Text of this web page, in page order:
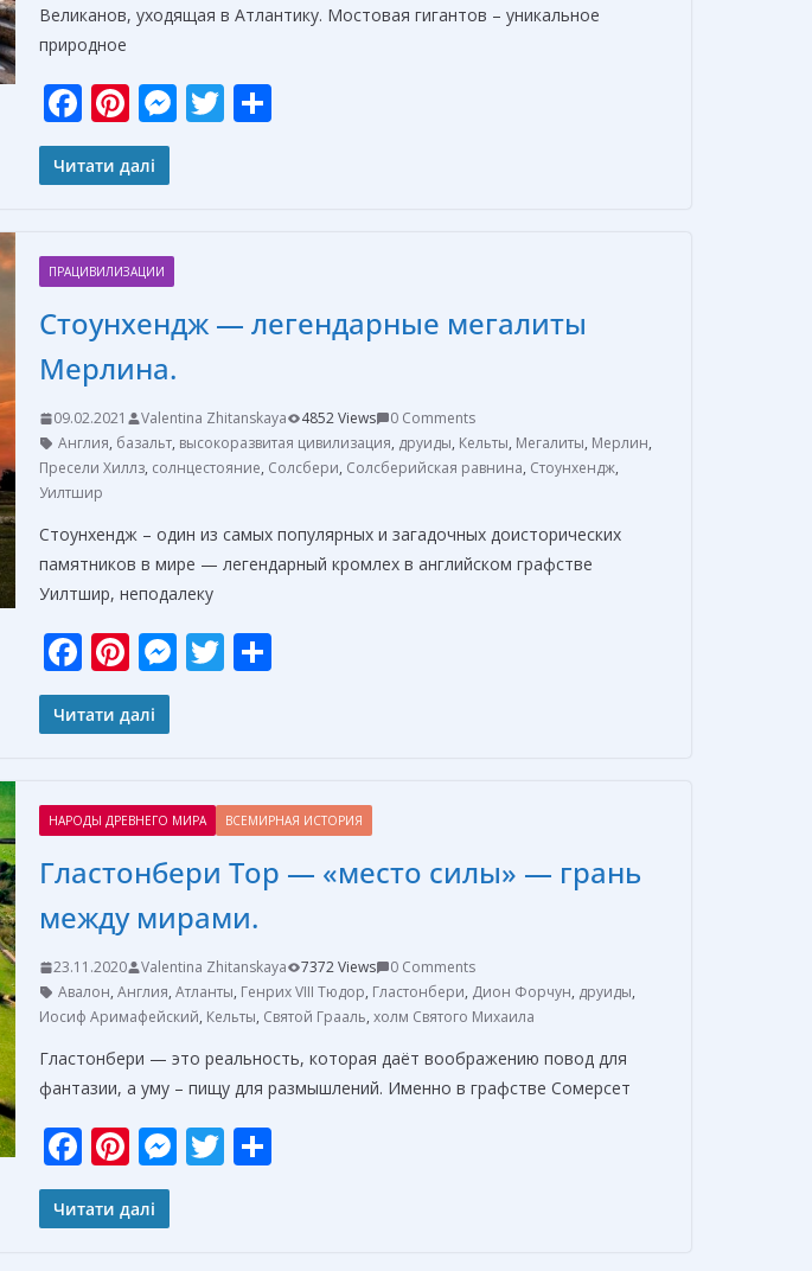
Великанов, уходящая в Атлантику. Мостовая гигантов – уникальное
природное
F
ac
e
o
o
k
Pi
nt
er
st
M
er
T
и
ь
Читати далі
ПРАЦИВИЛИЗАЦИИ
Стоунхендж — легендарные мегалиты
Мерлина.
09.02.2021 Valentina Zhitanskaya 4852 Views
0 Comments
Англия, базальт, высокоразвитая цивилизация, друиды, Кельты, Мегалиты, Мерлин,
Пресели Хиллз, солнцестояние, Солсбери, Солсберийская равнина, Стоунхендж,
Уилтшир
Стоунхендж – один из самых популярных и загадочных доисторических
памятников в мире — легендарный кромлех в английском графстве
Уилтшир, неподалеку
F
ac
e
o
o
k
Pi
nt
er
st
M
n
g
er
T
а
в
и
ь
Читати далі
НАРОДЫ ДРЕВНЕГО МИРА ВСЕМИРНАЯ ИСТОРИЯ
Гластонбери Тор — «место силы» — грань
между мирами.
23.11.2020 Valentina Zhitanskaya 7372 Views
0 Comments
Авалон, Англия, Атланты, Генрих VIII Тюдор, Гластонбери, Дион Форчун, друиды,
Иосиф Аримафейский, Кельты, Святой Грааль, холм Святого Михаила
Гластонбери — это реальность, которая даёт воображению повод для
фантазии, а уму – пищу для размышлений. Именно в графстве Сомерсет
F
ac
e
Pi
nt
er
M T
Читати далі